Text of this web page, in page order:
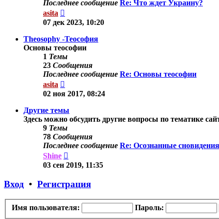
Последнее сообщение Re: Что ждет Украину?
asita
к
сообщению
07 дек 2023, 10:20
Theosophy -Теософия
Основы теософии
1 Темы
23 Сообщения
Последнее сообщение Re: Основы теософии
asita
к
сообщению
02 ноя 2017, 08:24
Другие темы
Здесь можно обсудить другие вопросы по тематике
9 Темы
78 Сообщения
Последнее сообщение Re: Осознанные
Shine
к
03 сен 2019, 11:35
Вход • Регистрация
Имя пользователя: Пароль: